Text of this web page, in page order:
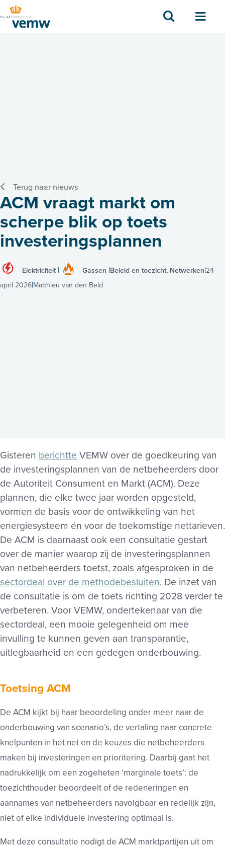
Zoek
Terug naar nieuws
ACM vraagt markt om
scherpe blik op toets
investeringsplannen
Elektriciteit Gassen Beleid en toezicht, Netwerken 24
april 2026 Matthieu van den Beld
Gisteren berichtte VEMW over de goedkeuring van
de investeringsplannen van de netbeheerders door
de Autoriteit Consument en Markt (ACM). Deze
plannen, die elke twee jaar worden opgesteld,
vormen de basis voor de ontwikkeling van het
energiesysteem én voor de toekomstige nettarieven.
De ACM is daarnaast ook een consultatie gestart
over de manier waarop zij de investeringsplannen
van netbeheerders toetst, zoals afgesproken in de
sectordeal over de methodebesluiten. De inzet van
de consultatie is om de toets richting 2028 verder te
verbeteren. Voor VEMW, ondertekenaar van die
sectordeal, een mooie gelegenheid om mee
invulling te kunnen geven aan transparantie,
uitlegbaarheid en een gedegen onderbouwing.
Toetsing ACM
De ACM kijkt bij haar beoordeling onder meer naar de
onderbouwing van scenario’s, de vertaling naar concrete
knelpunten in het net en de keuzes die netbeheerders
maken bij investeringen en prioritering. Daarbij gaat het
nadrukkelijk om een zogeheten ‘marginale toets’: de
toezichthouder beoordeelt of de redeneringen en
aannames van netbeheerders navolgbaar en redelijk zijn,
niet of elke individuele investering optimaal is.
Met deze consultatie nodigt de ACM marktpartijen uit om